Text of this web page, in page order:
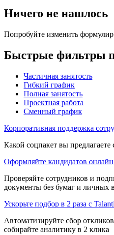
Ничего не нашлось
Попробуйте изменить
Быстрые фильтры
Частичная занятость
Гибкий график
Полная занятость
Проектная работа
Сменный график
Корпоративная поддержка
Какой соцпакет вы
Оформляйте кандидатов онлайн
Проверяйте сотрудников и
документы без бумаг и личных
Ускорьте подбор в 2 раза с
Автоматизируйте сбор
собирайте аналитику в 2 клика